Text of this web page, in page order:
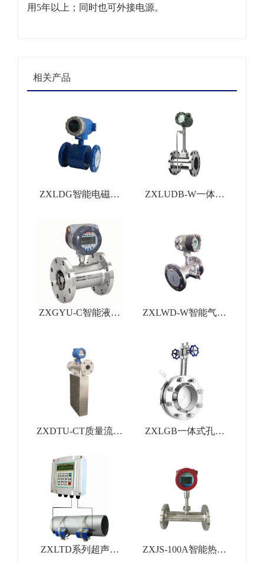
用5年以上；同时也可外接电源。
相关产品
ZXLDG智能电磁流
ZXLUDB-W一体式
ZXGYU-C智能液体
ZXLWD-W智能气体
ZXDTU-CT质量流量
ZXLGB一体式孔板
ZXLTD系列超声波
ZXJS-100A智能热式